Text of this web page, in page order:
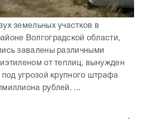
земельных участков в
Волгоградской области,
завалены различными
от теплиц, вынужден
угрозой крупного штрафа
рублей. ...